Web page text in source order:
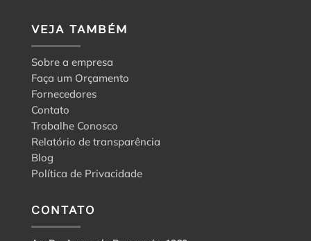
VEJA TAMBÉM
Sobre a empresa
Faça um Orçamento
Fornecedores
Contato
Trabalhe Conosco
Relatório de transparência
Blog
Política de Privacidade
CONTATO